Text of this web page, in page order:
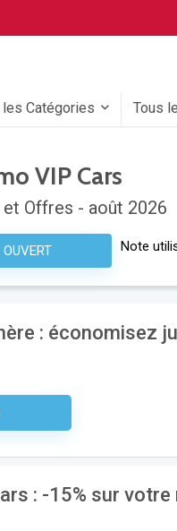
Catégories Tous
VIP Cars
Offres - août 2026
Note
: économisez
Nécessaire
: -15% sur